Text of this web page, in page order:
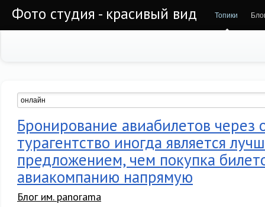
Фото студия - красивый вид Топики
Бронирование авиабилетов через
турагентство иногда является
предложением, чем покупка
авиакомпанию напрямую
Блог им. panorama